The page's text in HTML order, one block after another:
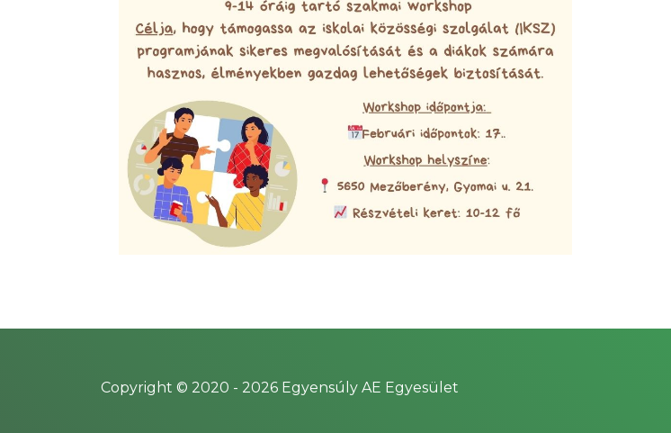
Copyright © 2020 - 2026 Egyensúly AE Egyesület